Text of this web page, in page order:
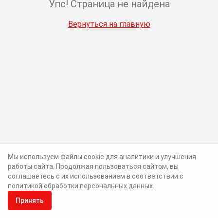
Упс! Страница не найдена
Вернуться на главную
Мы используем файлы cookie для аналитики и улучшения
работы сайта. Продолжая пользоваться сайтом, вы
соглашаетесь с их использованием в соответствии с
политикой обработки персональных данных
Принять